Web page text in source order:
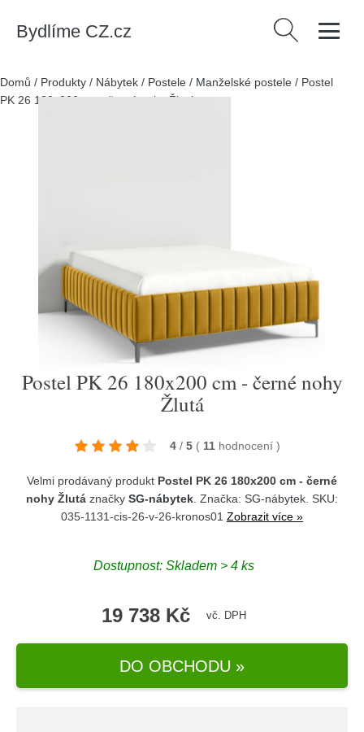
Bydlíme CZ.cz Vyhledávání
Domů / Produkty / Nábytek / Postele / Manželské postele / Postel
PK 26 180x200 cm - černé nohy Žlutá
Postel PK 26 180x200 cm - černé nohy
Žlutá
4 / 5 ( 11 hodnocení )
Velmi prodávaný produkt Postel PK 26 180x200 cm - černé
nohy Žlutá značky SG-nábytek . Značka: SG-nábytek . SKU:
035-1131-cis-26-v-26-kronos01 Zobrazit více »
Dostupnost: Skladem > 4 ks
19 738 Kč vč. DPH
DO OBCHODU »